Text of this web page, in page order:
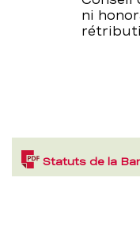
ni
Statuts de la